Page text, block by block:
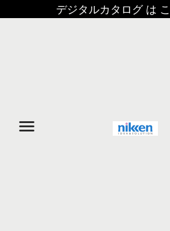
デジタルカタログ は